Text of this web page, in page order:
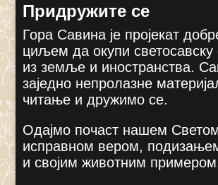
Придружите се
Гора Савина је пројекат
циљем да окупи
из земље и иностранства.
заједно непролазне
читање и дружимо се.
Одајмо почаст нашем
исправном вером,
и својим животним